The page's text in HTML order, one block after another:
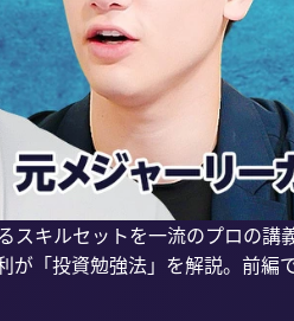
キルセットを一流のプロの講
「投資勉強法」を解説。前編